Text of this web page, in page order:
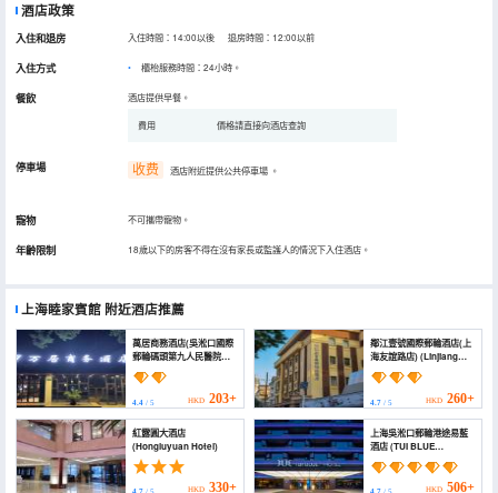
酒店政策
入住和退房 入住時間：14:00以後 退房時間：12:00以前
入住方式 櫃枱服務時間：24小時。
餐飲 酒店提供早餐。
費用 價格請直接向酒店查詢
停車場 收费 酒店附近提供公共停車場 。
寵物 不可攜帶寵物。
年齡限制 18歲以下的房客不得在沒有家長或監護人的情況下入住酒店。
上海睦家賓館 附近酒店推薦
萬居商務酒店(吳淞口國際
郵輪碼頭第九人民醫院店)
(Wanju Business Hotel
(Shanghai Wusong
International Cruise
Terminal))
4.4 / 5 HKD 203+
鄰江壹號國際郵輪酒店(上
海友誼路店) (Linjiang
International Cruise
Hotel (Shanghai Youyi
4.7/ 5 HKD 260+
紅露圓大酒店
(Hongluyuan Hotel)
HKD 330+
上海吳淞口郵輪港途易藍
酒店 (TUI BLUE
Wusongkou Cruise Port
Hotel)
HKD 506+